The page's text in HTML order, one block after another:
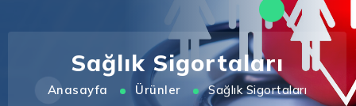
Sağlık Sigortaları
Anasayfa Ürünler Sağlık Sigortaları